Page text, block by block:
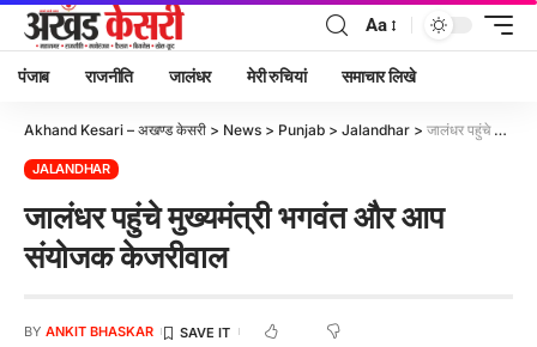
Aa
पंजाब राजनीति जालंधर मेरी रुचियां समाचार लिखे
Akhand Kesari – अखण्ड केसरी > News > Punjab > Jalandhar > जालंधर पहुंचे मुख्यमंत्री भगवंत और आप संयोजक केजरीवाल
JALANDHAR
जालंधर पहुंचे मुख्यमंत्री भगवंत और आप
संयोजक केजरीवाल
BY ANKIT BHASKAR